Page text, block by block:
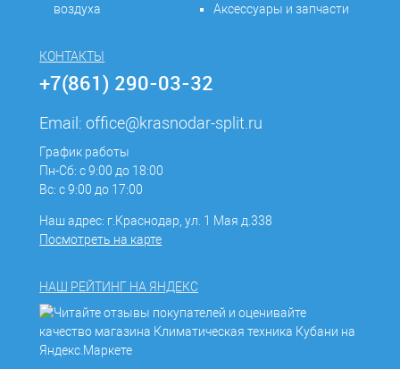
воздуха
Аксессуары и запчасти
КОНТАКТЫ
+7(861) 290-03-32
Email:office@krasnodar-split.ru
График работы
Пн-Сб: с 9:00 до 18:00
Вс: с 9:00 до 17:00
Наш адрес: г.Краснодар, ул. 1 Мая д.338
Посмотреть на карте
НАШ РЕЙТИНГ НА ЯНДЕКС